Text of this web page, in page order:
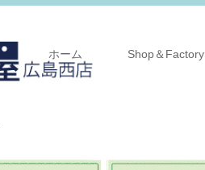
ホーム Shop＆Factory